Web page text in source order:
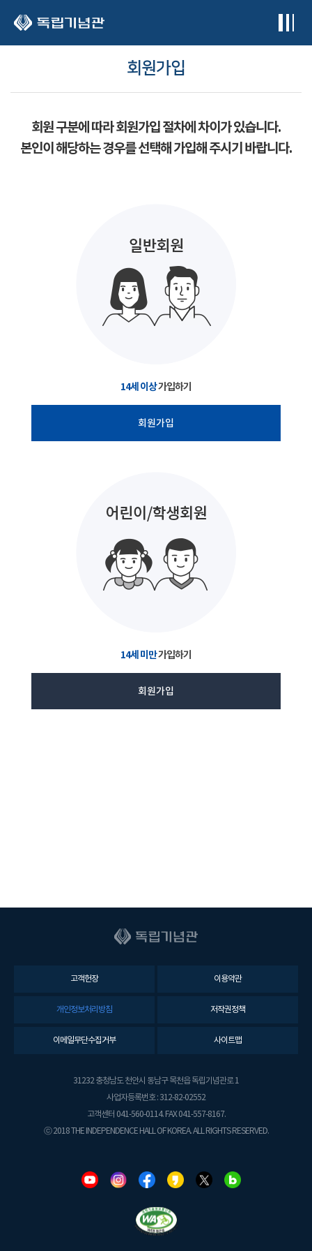
회원가입
회원 구분에 따라 회원가입 절차에 차이가 있습니다.
본인이 해당하는 경우를 선택해 가입해 주시기 바랍니다.
14세 이상가입하기
회원가입
14세 미만가입하기
회원가입
고객헌장 이용약관
개인정보처리방침 저작권정책
이메일무단수집거부 사이트맵
31232 충청남도 천안시 동남구 목천읍 독립기념관로 1
사업자등록번호 : 312-82-02552
고객센터 041-560-0114. FAX 041-557-8167.
ⓒ 2018 THE INDEPENDENCE HALL OF KOREA. ALL RIGHTS RESERVED.